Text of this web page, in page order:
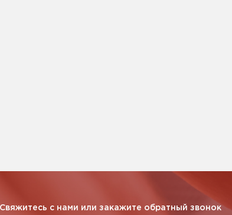
с нами или закажите обратный звонок